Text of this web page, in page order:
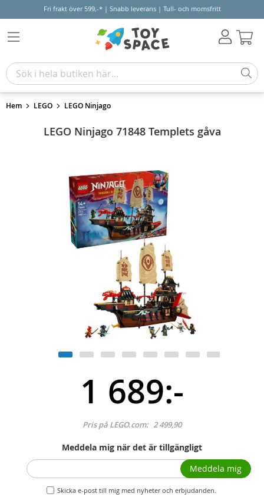
Fri frakt över 599,-* | Snabb leverans | Tull- och momsfritt
Hem LEGO LEGO Ninjago
LEGO Ninjago 71848 Templets gåva
1 689:-
Pris på LEGO.com: 2 499,90
Meddela mig när det är tillgängligt
Skicka e-post till mig med nyheter och erbjudanden.
Meddela mig